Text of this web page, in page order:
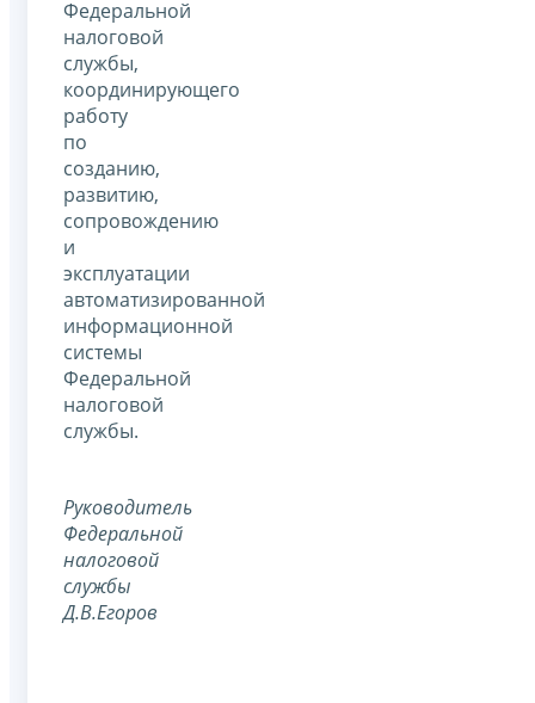
Федеральной
налоговой
службы,
координирующего
работу
по
созданию,
развитию,
сопровождению
и
эксплуатации
автоматизированной
информационной
системы
Федеральной
налоговой
службы.
Руководитель
Федеральной
налоговой
службы
Д.В.Егоров